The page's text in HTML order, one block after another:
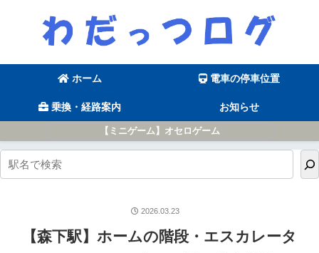
ホーム 電車の停車位置
乗換・経路案内 お知らせ
【ミニゲーム】オセロゲーム
【森下駅】ホームの階段・エスカレータ
2026.03.23